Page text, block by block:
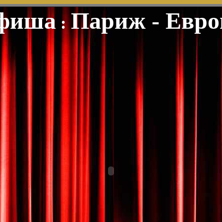
:Париж -